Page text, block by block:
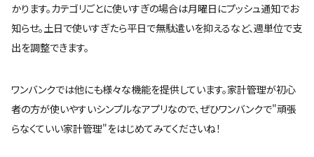
かります。カテゴリごとに使いすぎの場合は月曜日にプッシュ通知でお
知らせ。土日で使いすぎたら平日で無駄遣いを抑えるなど、週単位で支
出を調整できます。
ワンバンクでは他にも様々な機能を提供しています。家計管理が初心
者の方が使いやすいシンプルなアプリなので、ぜひワンバンクで"頑張
らなくていい家計管理"をはじめてみてくださいね！